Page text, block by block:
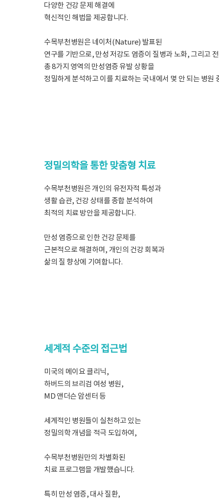
다양한 건강 문제 해결에
혁신적인 해법을 제공합니다.
수목부천병원은 네이처(Nature) 발표된
연구를 기반으로, 만성 저강도 염증이 질병과 노화, 그리고
총 8가지 영역의 만성염증 유발 상황을
정밀하게 분석하고 이를 치료하는 국내에서 몇 안 되는 병원
정밀의학을 통한 맞춤형 치료
수목부천병원은 개인의 유전자적 특성과
생활 습관, 건강 상태를 종합 분석하여
최적의 치료 방안을 제공합니다.
만성 염증으로 인한 건강 문제를
근본적으로 해결하며, 개인의 건강 회복과
삶의 질 향상에 기여합니다.
세계적 수준의 접근법
미국의 메이요 클리닉,
하버드의 브리검 여성 병원,
MD 앤더슨 암센터 등
세계적인 병원들이 실천하고 있는
정밀의학 개념을 적극 도입하여,
수목부천병원만의 차별화된
치료 프로그램을 개발했습니다.
특히 만성 염증, 대사 질환,